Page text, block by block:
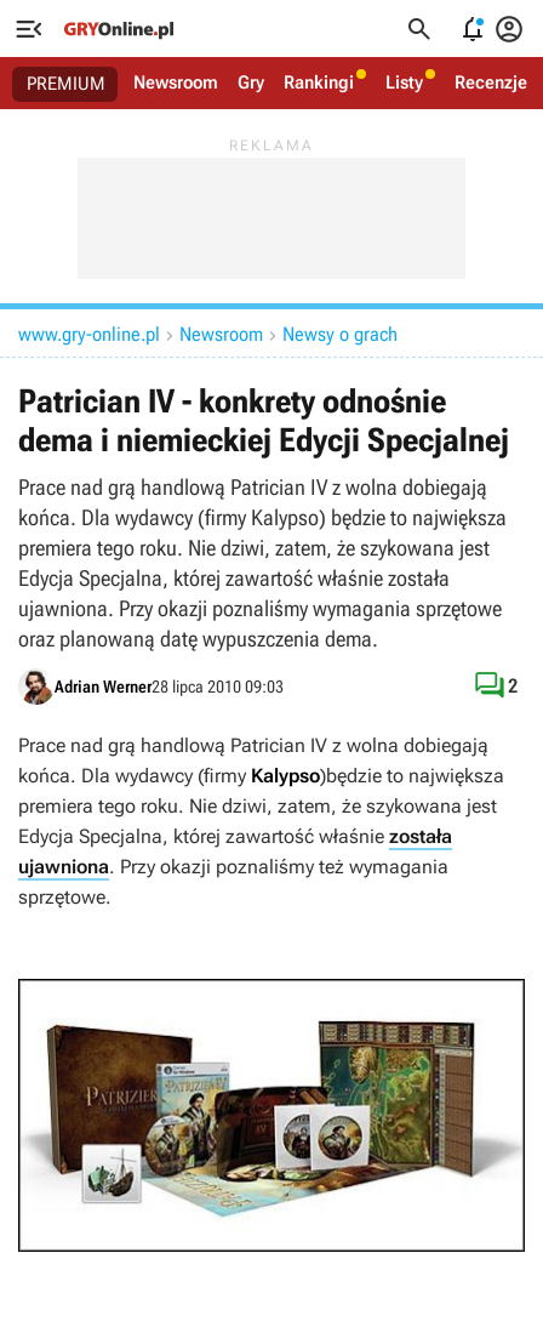
   
PREMIUM Newsroom Gry Rankingi Listy Recenzje
www.gry-online.pl  Newsroom  Newsy o grach
Patrician IV - konkrety odnośnie
dema i niemieckiej Edycji Specjalnej
Prace nad grą handlową Patrician IV z wolna dobiegają
końca. Dla wydawcy (firmy Kalypso) będzie to największa
premiera tego roku. Nie dziwi, zatem, że szykowana jest
Edycja Specjalna, której zawartość właśnie została
ujawniona. Przy okazji poznaliśmy wymagania sprzętowe
oraz planowaną datę wypuszczenia dema.
Adrian Werner28 lipca 2010 09:03 2
Prace nad grą handlową Patrician IV z wolna dobiegają
końca. Dla wydawcy (firmy Kalypso)będzie to największa
premiera tego roku. Nie dziwi, zatem, że szykowana jest
Edycja Specjalna, której zawartość właśnie została
ujawniona. Przy okazji poznaliśmy też wymagania
sprzętowe.